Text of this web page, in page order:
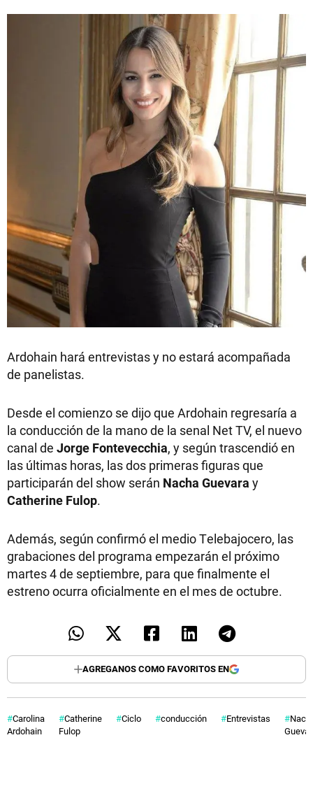
Ardohain hará entrevistas y no estará acompañada
de panelistas.
Desde el comienzo se dijo que Ardohain regresaría a
la conducción de la mano de la senal Net TV, el nuevo
canal de Jorge Fontevecchia, y según trascendió en
las últimas horas, las dos primeras figuras que
participarán del show serán Nacha Guevara y
Catherine Fulop.
Además, según confirmó el medio Telebajocero, las
grabaciones del programa empezarán el próximo
martes 4 de septiembre, para que finalmente el
estreno ocurra oficialmente en el mes de octubre.
AGREGANOS COMO FAVORITOS EN
Carolina
Ardohain
Catherine
Fulop
Ciclo conducción Entrevistas